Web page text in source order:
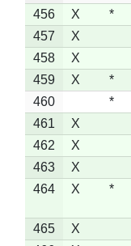
456
X *
457
X
458
X
459
X *
460
*
461
X
462
X
463
X
464
X *
465 X